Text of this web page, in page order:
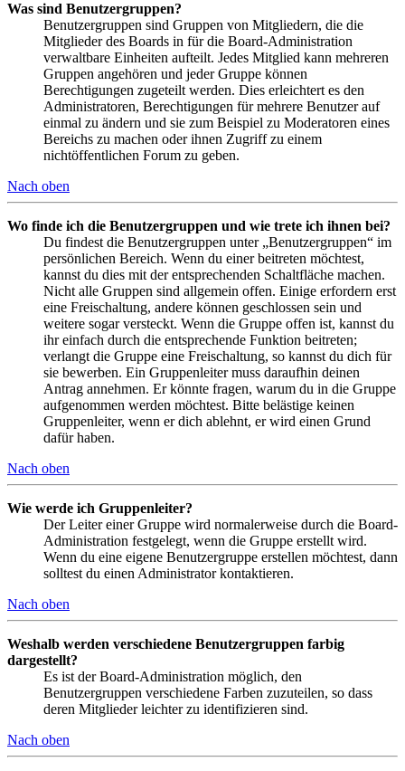
Was sind Benutzergruppen?
Benutzergruppen sind Gruppen von Mitgliedern, die die
Mitglieder des Boards in für die Board-Administration
verwaltbare Einheiten aufteilt. Jedes Mitglied kann mehreren
Gruppen angehören und jeder Gruppe können
Berechtigungen zugeteilt werden. Dies erleichtert es den
Administratoren, Berechtigungen für mehrere Benutzer auf
einmal zu ändern und sie zum Beispiel zu Moderatoren eines
Bereichs zu machen oder ihnen Zugriff zu einem
nichtöffentlichen Forum zu geben.
Nach oben
Wo finde ich die Benutzergruppen und wie trete ich ihnen bei?
Du findest die Benutzergruppen unter „Benutzergruppen“ im
persönlichen Bereich. Wenn du einer beitreten möchtest,
kannst du dies mit der entsprechenden Schaltfläche machen.
Nicht alle Gruppen sind allgemein offen. Einige erfordern erst
eine Freischaltung, andere können geschlossen sein und
weitere sogar versteckt. Wenn die Gruppe offen ist, kannst du
ihr einfach durch die entsprechende Funktion beitreten;
verlangt die Gruppe eine Freischaltung, so kannst du dich für
sie bewerben. Ein Gruppenleiter muss daraufhin deinen
Antrag annehmen. Er könnte fragen, warum du in die Gruppe
aufgenommen werden möchtest. Bitte belästige keinen
Gruppenleiter, wenn er dich ablehnt, er wird einen Grund
dafür haben.
Nach oben
Wie werde ich Gruppenleiter?
Der Leiter einer Gruppe wird normalerweise durch die Board-
Administration festgelegt, wenn die Gruppe erstellt wird.
Wenn du eine eigene Benutzergruppe erstellen möchtest, dann
solltest du einen Administrator kontaktieren.
Nach oben
Weshalb werden verschiedene Benutzergruppen farbig
dargestellt?
Es ist der Board-Administration möglich, den
Benutzergruppen verschiedene Farben zuzuteilen, so dass
deren Mitglieder leichter zu identifizieren sind.
Nach oben